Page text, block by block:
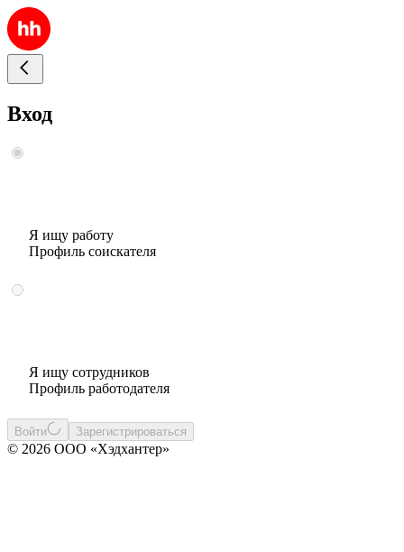
Вход
Я ищу работу
Профиль соискателя
Я ищу сотрудников
Профиль работодателя
Войти Зарегистрироваться
© 2026 ООО «Хэдхантер»